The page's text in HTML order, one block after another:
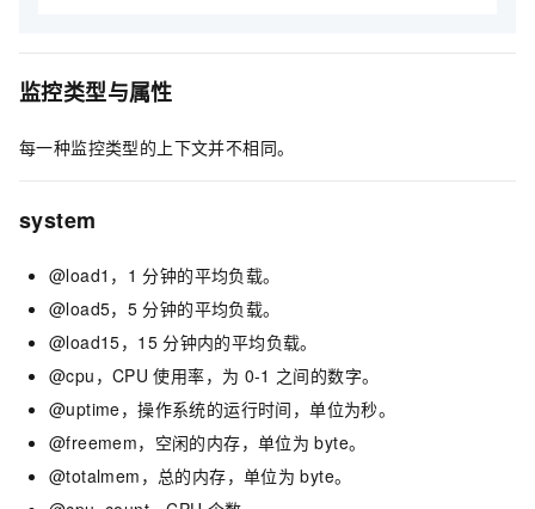
监控类型与属性
每一种监控类型的上下文并不相同。
system
@load1，1 分钟的平均负载。
@load5，5 分钟的平均负载。
@load15，15 分钟内的平均负载。
@cpu，CPU 使用率，为 0-1 之间的数字。
@uptime，操作系统的运行时间，单位为秒。
@freemem，空闲的内存，单位为 byte。
@totalmem，总的内存，单位为 byte。